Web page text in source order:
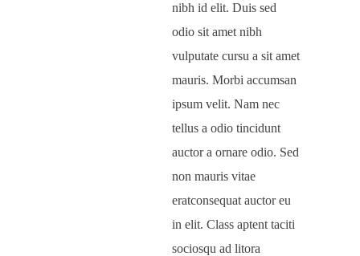
nibh id elit. Duis sed
odio sit amet nibh
vulputate cursu a sit amet
mauris. Morbi accumsan
ipsum velit. Nam nec
tellus a odio tincidunt
auctor a ornare odio. Sed
non mauris vitae
eratconsequat auctor eu
in elit. Class aptent taciti
sociosqu ad litora